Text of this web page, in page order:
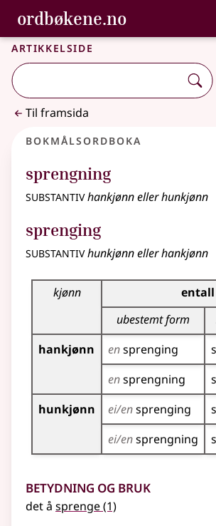
Gå til hovudinnhald
Tilgjenge
ordbøkene.no,
Bokmålsordboka og Nynorskordboka
Artikkelside
Til framsida
Bokmålsordboka
sprengning
substantivhankjønn eller hunkjønn
sprenging
substantivhunkjønn eller hankjønn
Bøyingstabell for dette substantivet
kjønn
entall
ubestemt form
hankjønn
ensprenging
ensprengning
hunkjønn
ei/ensprenging
ei/ensprengning
Betydning og bruk
det å sprenge(1)